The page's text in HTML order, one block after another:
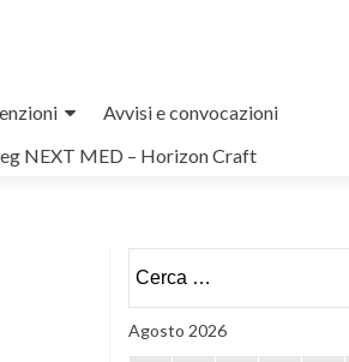
Avvisi e convocazioni
NEXT MED – Horizon Craft
per:
Agosto 2026